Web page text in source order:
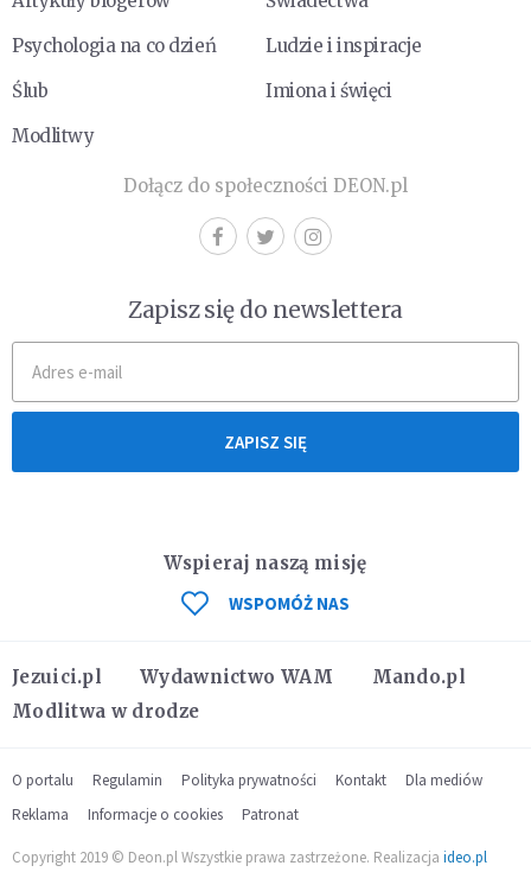
Psychologia na co dzień
Ludzie i inspiracje
Ślub
Imiona i święci
Modlitwy
Dołącz do społeczności DEON.pl
Zapisz się do newslettera
ZAPISZ SIĘ
Jezuici.pl Wydawnictwo WAM
Mando.pl
Modlitwa w drodze
Wspieraj naszą misję
WSPOMÓŻ NAS
O portalu Regulamin Polityka prywatności Kontakt
Dla mediów
Reklama
Informacje o cookies Patronat
Copyright 2019 © Deon.pl Wszystkie prawa zastrzeżone. Realizacja ideo.pl